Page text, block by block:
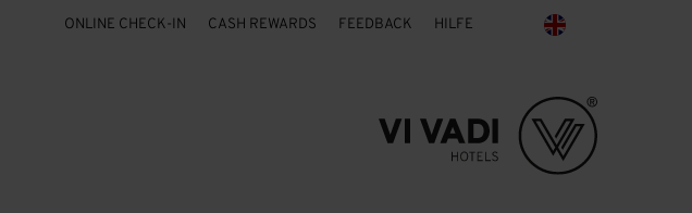
ONLINE CHECK-IN CASH REWARDS FEEDBACK HILFE